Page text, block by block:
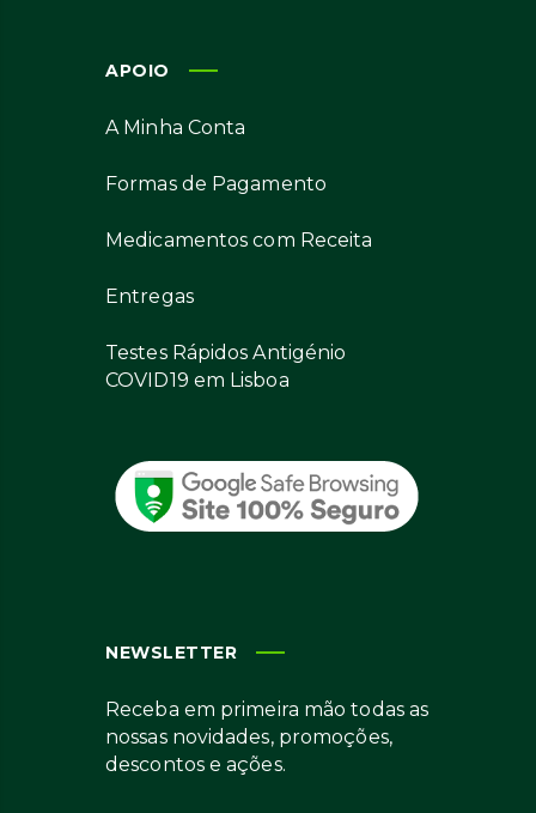
APOIO
A Minha Conta
Formas de Pagamento
Medicamentos com Receita
Entregas
Testes Rápidos Antigénio
COVID19 em Lisboa
NEWSLETTER
Receba em primeira mão todas as
nossas novidades, promoções,
descontos e ações.